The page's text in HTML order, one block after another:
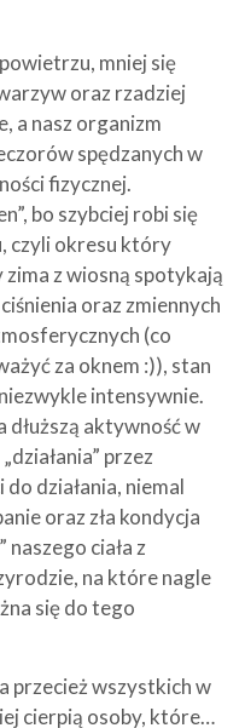
mniej się
oraz rzadziej
a nasz organizm
spędzanych w
fizycznej.
bo szybciej robi się
czyli okresu który
z wiosną spotykają
oraz zmiennych
(co
za oknem :)), stan
intensywnie.
dłuższą aktywność w
przez
działania, niemal
oraz zła kondycja
ciała z
na które nagle
się do tego
przecież wszystkich w
cierpią osoby, które…